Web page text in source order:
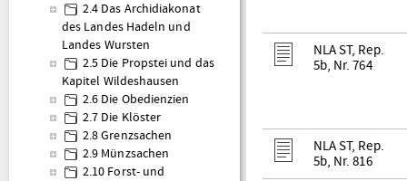
2.4 Das Archidiakonat
des Landes Hadeln und
Landes Wursten
2.5 Die Propstei und das
Kapitel Wildeshausen
2.6 Die Obedienzien
2.7 Die Klöster
2.8 Grenzsachen
2.9 Münzsachen
2.10 Forst- und
NLA ST, Rep.
5b, Nr. 764
NLA ST, Rep.
5b, Nr. 816